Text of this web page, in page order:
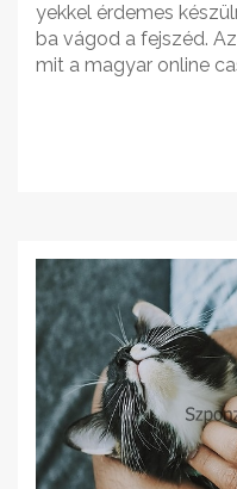
yekkel érdemes
ba vágod a fejszéd.
mit a magyar online